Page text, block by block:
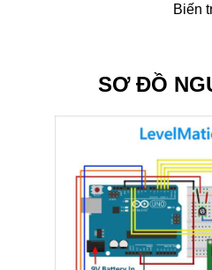
Biến
SƠ ĐỒ